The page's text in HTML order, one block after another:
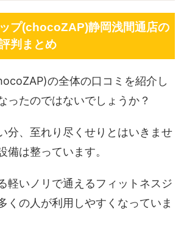
プ(chocoZAP)静岡浅間通店の
判まとめ
の全体の口コミを紹介し
ったのではないでしょうか？
分、至れり尽くせりとはいきませ
備は整っています。
軽いノリで通えるフィットネスジ
くの人が利用しやすくなっていま